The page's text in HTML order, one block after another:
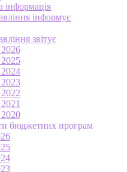
інформація
інформує
звітує
бюджетних програм